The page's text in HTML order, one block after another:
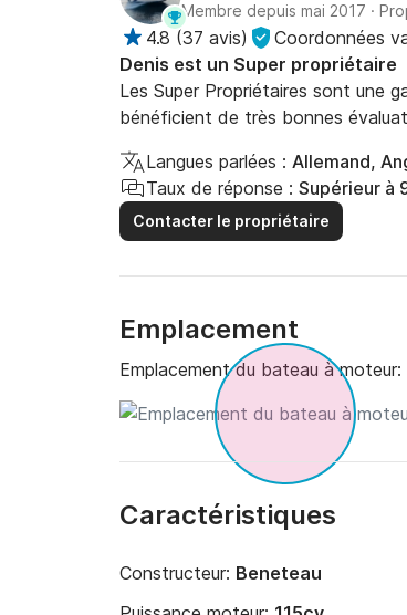
Membre depuis mai 2017 ·
4.8 (37 avis) Coordonnées
Denis est un Super propriétaire
Les Super Propriétaires sont une
bénéficient de très bonnes
Langues parlées : Allemand,
Taux de réponse : Supérieur à
Contacter le propriétaire
Emplacement
Emplacement du bateau à moteur:
Caractéristiques
Constructeur: Beneteau